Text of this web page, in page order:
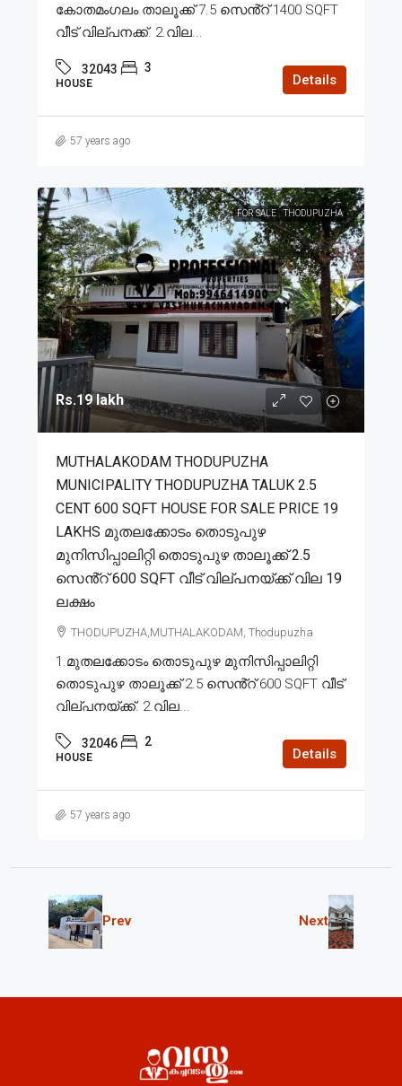
കോതമംഗലം താലൂക്ക് 7.5 സെൻ്റ് 1400 SQFT
വീട് വില്പനക്ക്. 2.വില...
32043 3
HOUSE Details
57 years ago
FOR SALE THODUPUZHA
Rs.19 lakh
MUTHALAKODAM THODUPUZHA
MUNICIPALITY THODUPUZHA TALUK 2.5
CENT 600 SQFT HOUSE FOR SALE PRICE 19
LAKHS മുതലക്കോടം തൊടുപുഴ
മുനിസിപ്പാലിറ്റി തൊടുപുഴ താലൂക്ക് 2.5
സെൻ്റ് 600 SQFT വീട് വില്പനയ്ക്ക് വില 19
ലക്ഷം
THODUPUZHA,MUTHALAKODAM, Thodupuzha
1.മുതലക്കോടം തൊടുപുഴ മുനിസിപ്പാലിറ്റി
തൊടുപുഴ താലൂക്ക് 2.5 സെൻ്റ് 600 SQFT വീട്
വില്പനയ്ക്ക്. 2.വില...
32046 2
HOUSE Details
57 years ago
Prev Next